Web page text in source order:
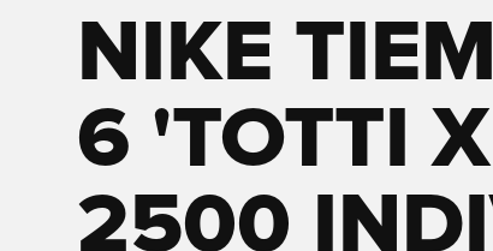
NIKE
6 'TOTTI X
2500